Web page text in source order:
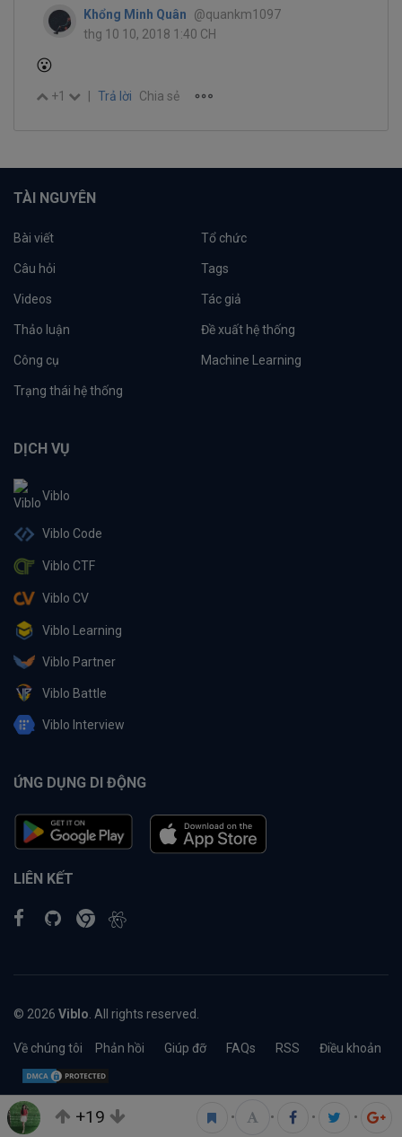
Khổng Minh Quân
@quankm1097
thg 10 10, 2018 1:40 CH
😮
+1 Trả lời Chia sẻ
+19 • • • •
TÀI NGUYÊN
Bài viết Tổ chức
Câu hỏi Tags
Videos Tác giả
Thảo luận Đề xuất hệ thống
Công cụ Machine Learning
Trạng thái hệ thống
DỊCH VỤ
Viblo
Viblo Code
Viblo CTF
Viblo CV
Viblo Learning
Viblo Partner
Viblo Battle
Viblo Interview
ỨNG DỤNG DI ĐỘNG
LIÊN KẾT
© 2026 Viblo . All rights reserved.
Về chúng tôi Phản hồi Giúp đỡ FAQs RSS Điều khoản